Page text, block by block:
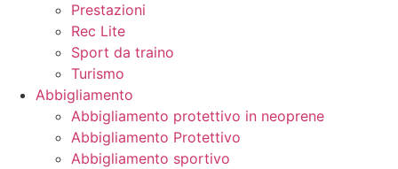
Prestazioni
Rec Lite
Sport da traino
Turismo
Abbigliamento
Abbigliamento protettivo in neoprene
Abbigliamento Protettivo
Abbigliamento sportivo